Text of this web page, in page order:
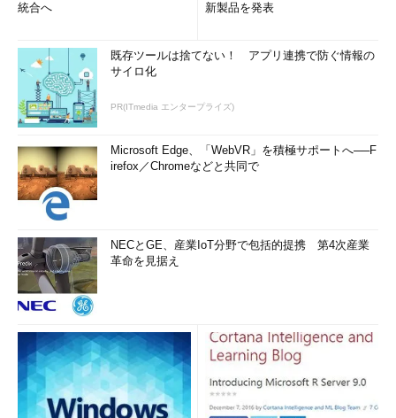
統合へ
新製品を発表
既存ツールは捨てない！ アプリ連携で防ぐ情報の
サイロ化
PR(ITmedia エンタープライズ)
Microsoft Edge、「WebVR」を積極サポートへ──F
irefox／Chromeなどと共同で
NECとGE、産業IoT分野で包括的提携 第4次産業
革命を見据え